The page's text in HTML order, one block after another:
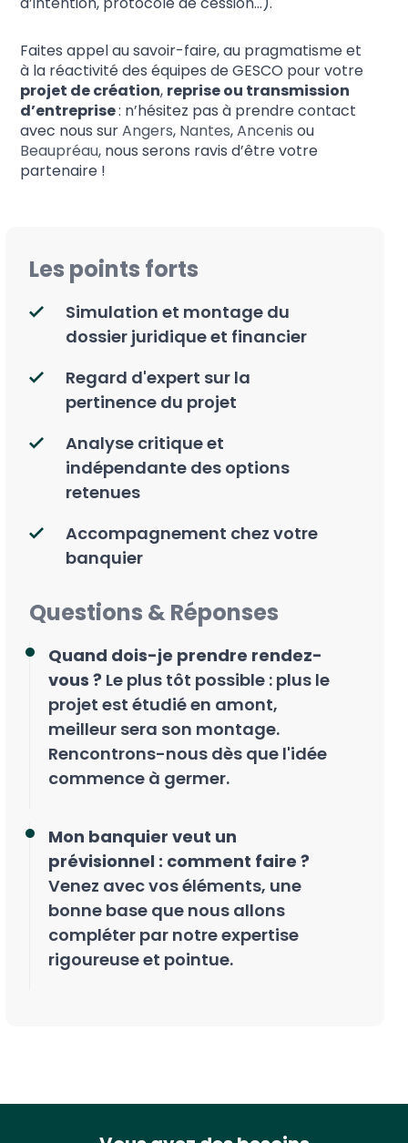
Faites appel au savoir-faire, au pragmatisme et
à la réactivité des équipes de GESCO pour votre
projet de création, reprise ou transmission
d’entreprise: n’hésitez pas à prendre contact
avec nous surAngers, Nantes,Ancenis ou
Beaupréau, nous serons ravis d’être votre
partenaire !
Les points forts
Simulation et montage du
dossier juridique et financier
Regard d'expert sur la
pertinence du projet
Analyse critique et
indépendante des options
retenues
Accompagnement chez votre
banquier
Questions & Réponses
Quand dois-je prendre rendez-
vous ? Le plus tôt possible : plus le
projet est étudié en amont,
meilleur sera son montage.
Rencontrons-nous dès que l'idée
commence à germer.
Mon banquier veut un
prévisionnel : comment faire ?
Venez avec vos éléments, une
bonne base que nous allons
compléter par notre expertise
rigoureuse et pointue.